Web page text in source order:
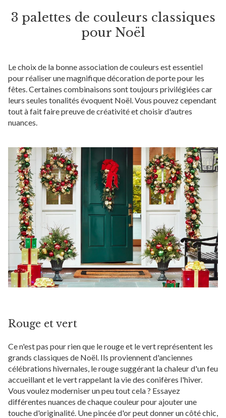
3 palettes de couleurs classiques
pour Noël
Le choix de la bonne association de couleurs est essentiel
pour réaliser une magnifique décoration de porte pour les
fêtes. Certaines combinaisons sont toujours privilégiées car
leurs seules tonalités évoquent Noël. Vous pouvez cependant
tout à fait faire preuve de créativité et choisir d'autres
nuances.
Rouge et vert
Ce n'est pas pour rien que le rouge et le vert représentent les
grands classiques de Noël. Ils proviennent d'anciennes
célébrations hivernales, le rouge suggérant la chaleur d'un feu
accueillant et le vert rappelant la vie des conifères l'hiver.
Vous voulez moderniser un peu tout cela ? Essayez
différentes nuances de chaque couleur pour ajouter une
touche d'originalité. Une pincée d'or peut donner un côté chic,